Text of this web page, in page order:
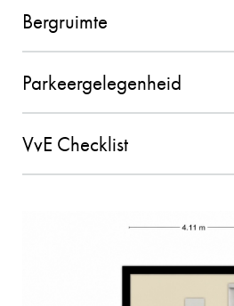
Bergruimte
Parkeergelegenheid
VvE Checklist
gehele samenwerking en
makelaar zeker
02-11-2025
De verkoop van onze
Charles kundig is,
belangrijk vindt en dat hij